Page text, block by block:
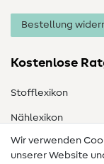
Bestellung
Kostenlose
Stofflexikon
Nählexikon
Nähanleitungen
Wir verwenden
unserer Website